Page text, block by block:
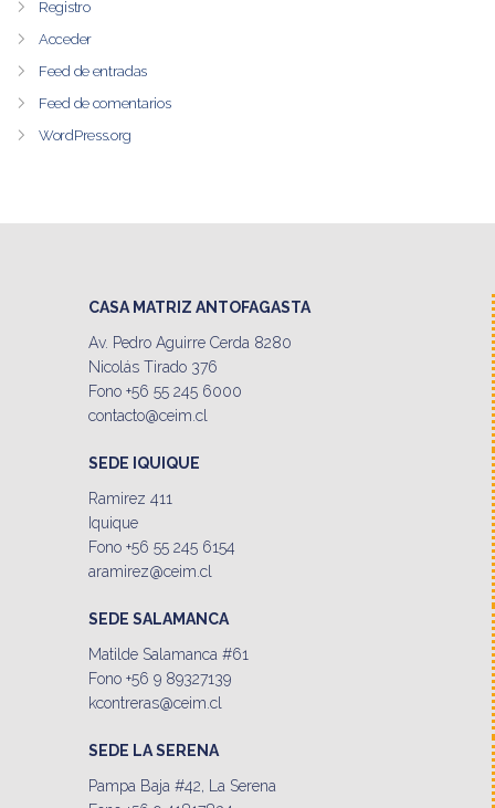
Registro
Acceder
Feed de entradas
Feed de comentarios
WordPress.org
CASA MATRIZ ANTOFAGASTA
Av. Pedro Aguirre Cerda 8280
Nicolás Tirado 376
Fono +56 55 245 6000
contacto@ceim.cl
SEDE IQUIQUE
Ramirez 411
Iquique
Fono +56 55 245 6154
aramirez@ceim.cl
SEDE SALAMANCA
Matilde Salamanca #61
Fono +56 9 89327139
kcontreras@ceim.cl
SEDE LA SERENA
Pampa Baja #42, La Serena